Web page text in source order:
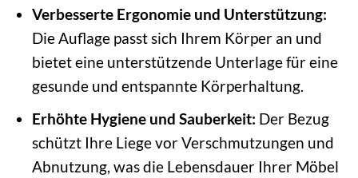
Verbesserte Ergonomie und Unterstützung:
Die Auflage passt sich Ihrem Körper an und
bietet eine unterstützende Unterlage für eine
gesunde und entspannte Körperhaltung.
Erhöhte Hygiene und Sauberkeit: Der Bezug
schützt Ihre Liege vor Verschmutzungen und
Abnutzung, was die Lebensdauer Ihrer Möbel